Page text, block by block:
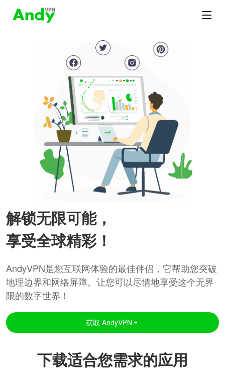
解锁无限可能，
享受全球精彩！
AndyVPN是您互联网体验的最佳伴侣，它帮助您突破
地理边界和网络屏障。让您可以尽情地享受这个无界
限的数字世界！
获取 AndyVPN
下载适合您需求的应用